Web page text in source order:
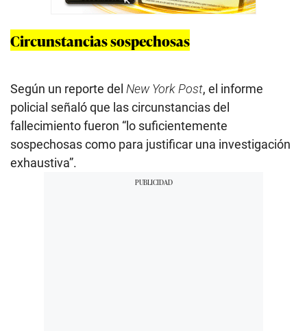
Circunstancias sospechosas
Según un reporte del New York Post, el informe
policial señaló que las circunstancias del
fallecimiento fueron “lo suficientemente
sospechosas como para justificar una investigación
exhaustiva”.